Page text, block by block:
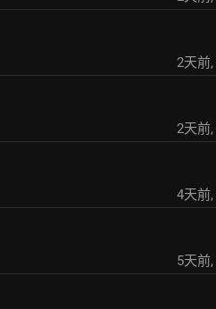
2天前,
2天前,
4天前,
5天前,